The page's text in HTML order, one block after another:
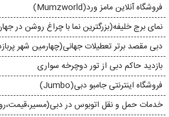
فروشگاه آنلاین مامز ورد(Mumzworld)
نمای برج خلیفه(بزرگترین نما با چراغ روشن در
دبی مقصد برتر تعطیلات جهانی(چهارمین شهر
بازدید حاکم دبی از تور دوچرخه سواری
فروشگاه اینترنتی جامبو دبی(Jumbo)
خدمات حمل و نقل اتوبوس در